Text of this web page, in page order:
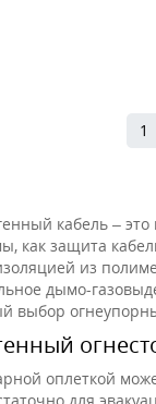
1
кабель –
как защита
из
дымо-
выбор
оплеткой